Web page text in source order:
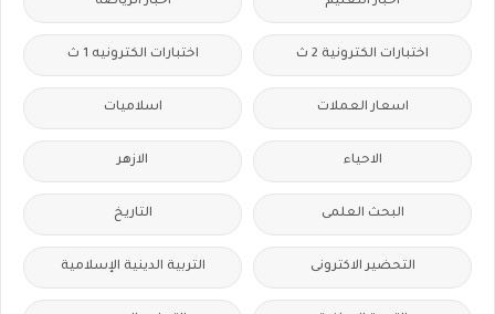
اختبارات الكترونية 2 ث اختبارات الكترونيه 1 ث
اسعار العملات اسلاميات
الاحياء الازهر
البحث العلمى التاريخ
التحضير الاكترونى التربية الدينية الإسلامية